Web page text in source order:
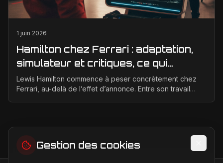
1 juin 2026
Hamilton chez Ferrari : adaptation,
simulateur et critiques, ce qui
change vraiment pour la Scuderia
Lewis Hamilton commence à peser concrètement chez
Ferrari, au-delà de l’effet d’annonce. Entre son travail
Gestion des cookies